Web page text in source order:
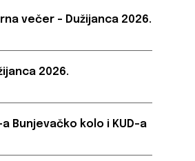
večer – Dužijanca 2026.
2026.
Bunjevačko kolo i KUD-a